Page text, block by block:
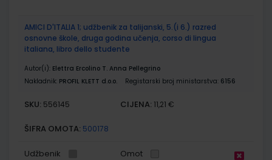
AMICI D'ITALIA 1; udžbenik za talijanski, 5.(i 6.) razred
osnovne škole, druga godina učenja, corso di lingua
italiana, libro dello studente
Autor(i): Elettra Ercolino T. Anna Pellegrino
Nakladnik: PROFIL KLETT d.o.o. Registarski broj ministarstva: 6156
SKU: 556145 CIJENA: 11,21 €
ŠIFRA OMOTA: 500178
Udžbenik Omot